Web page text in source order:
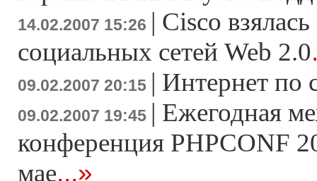
14.02.2007 15:26 | Cisco
социальных сетей Web 2.0
09.02.2007 20:15 | Интернет по
09.02.2007 19:45 | Ежегодная
конференция PHPCONF
мае...»